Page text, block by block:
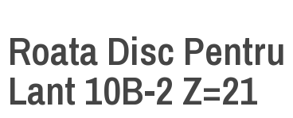
Roata Disc Pentru
Lant 10B-2 Z=21